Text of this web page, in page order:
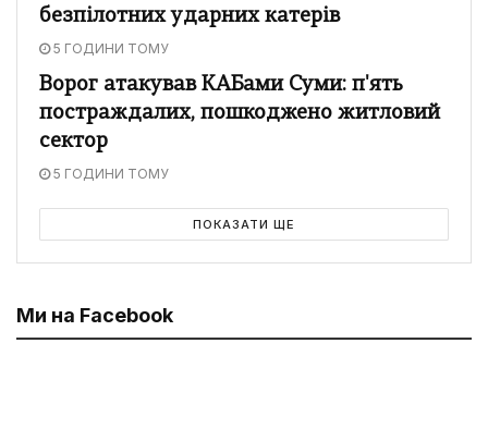
безпілотних ударних катерів
5 ГОДИНИ ТОМУ
Ворог атакував КАБами Суми: п'ять
постраждалих, пошкоджено житловий
сектор
5 ГОДИНИ ТОМУ
ПОКАЗАТИ ЩЕ
Ми на Facebook